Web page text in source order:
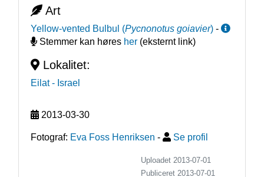
Art
Yellow-vented Bulbul (Pycnonotus goiavier) -
Stemmer kan høres her(eksternt link)
Lokalitet:
Eilat - Israel
2013-03-30
Fotograf: Eva Foss Henriksen - Se profil
Uploadet 2013-07-01
Publiceret 2013-07-01